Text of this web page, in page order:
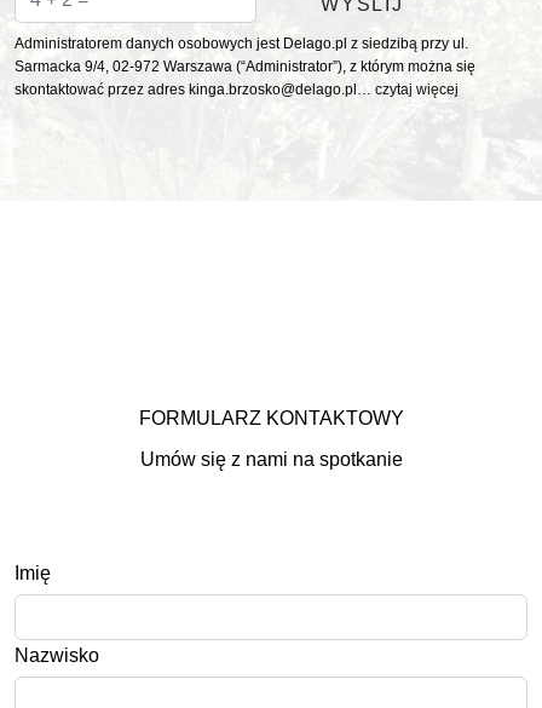
Administratorem danych osobowych jest Delago.pl z siedzibą przy ul.
Sarmacka 9/4, 02-972 Warszawa (“Administrator”), z którym można się
skontaktować przez adres kinga.brzosko@delago.pl… czytaj więcej
FORMULARZ KONTAKTOWY
Umów się z nami na spotkanie
Imię
Nazwisko